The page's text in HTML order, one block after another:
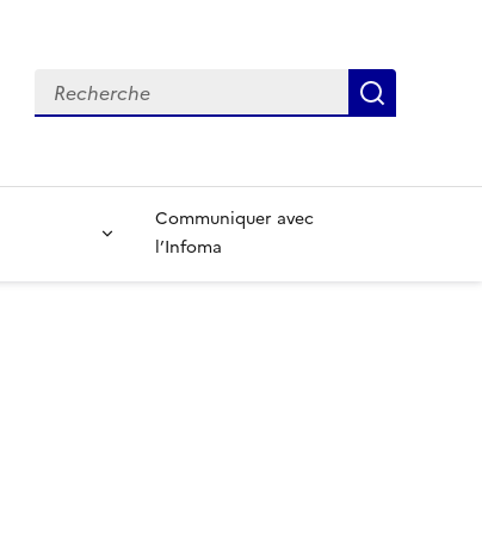
Recherche
Communiquer avec
l’Infoma